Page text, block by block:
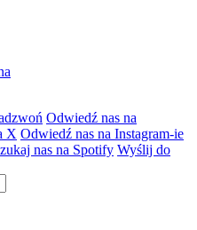
Odwiedź nas na
X Odwiedź nas na Instagram-ie
nas na Spotify Wyślij do